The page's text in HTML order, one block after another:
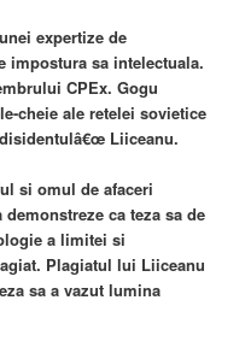
expertize de
impostura sa intelectuala.
CPEx. Gogu
cheie ale retelei sovietice
Liiceanu.
si omul de afaceri
ca teza sa de
a limitei si
Plagiatul lui Liiceanu
sa a vazut lumina